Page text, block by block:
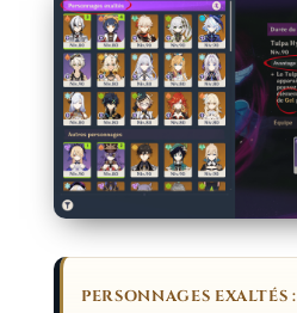
PERSONNAGES EXALTÉS :